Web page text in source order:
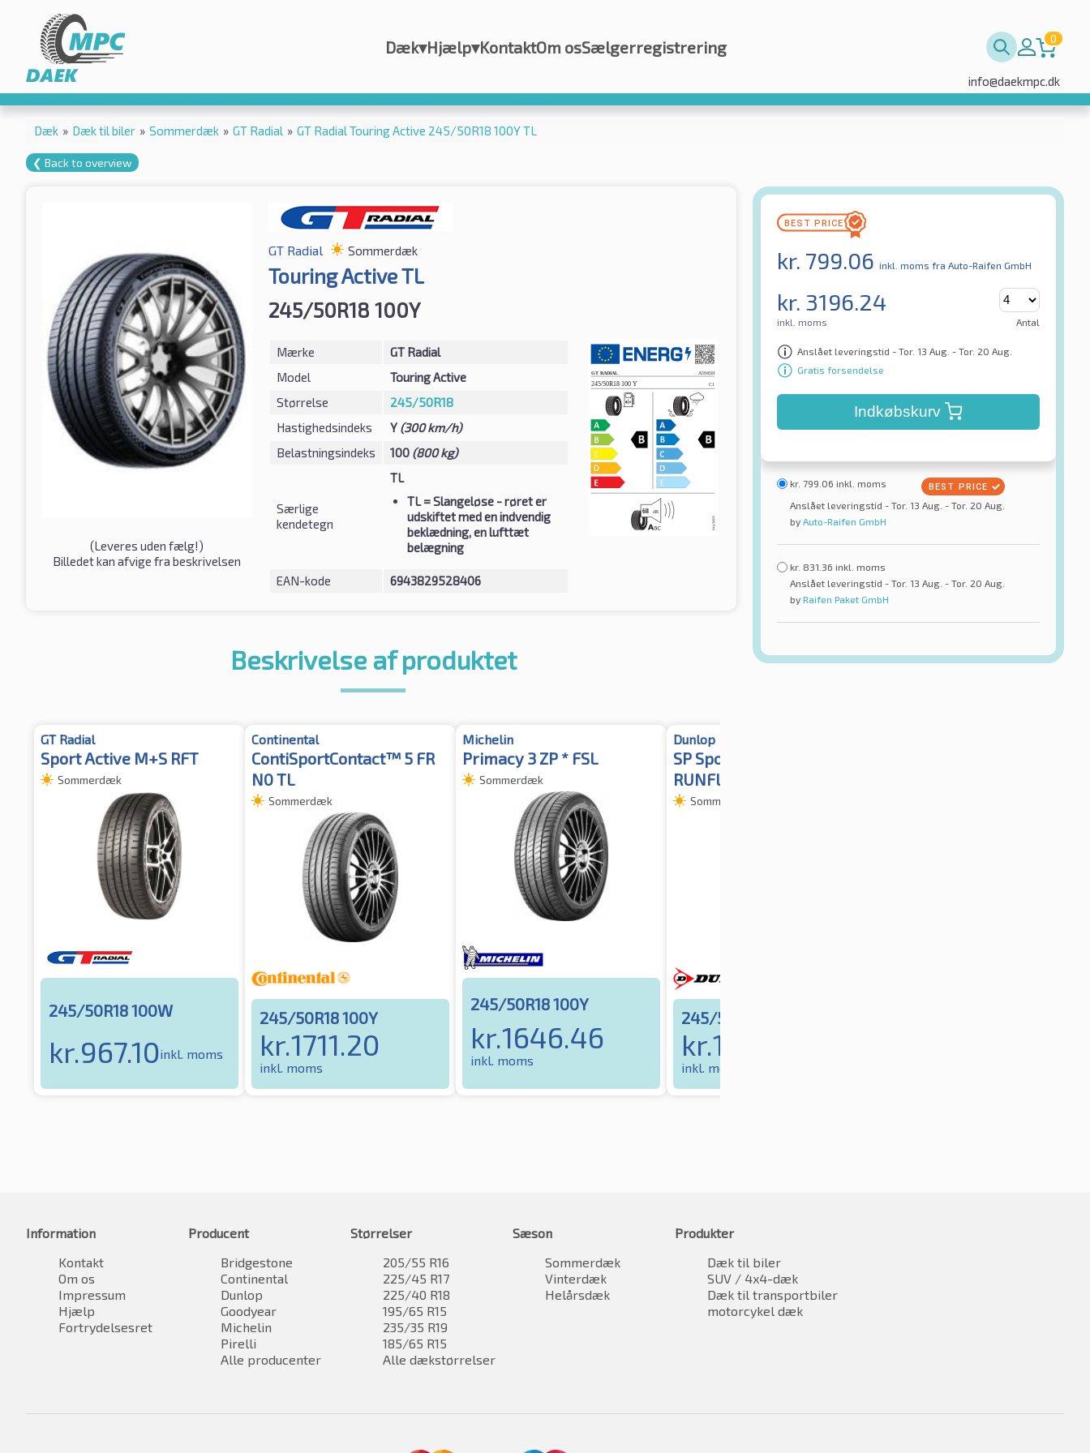
Dæk▾Hjælp▾KontaktOm osSælgerregistrering 0
info@daekmpc.dk
Dæk » Dæk til biler » Sommerdæk » GT Radial » GT Radial Touring Active 245/50R18 100Y TL
❮ Back to overview
(Leveres uden fælg!)
Billedet kan afvige fra beskrivelsen
GT Radial Sommerdæk
Touring Active TL
245/50R18 100Y
Mærke
GT Radial
Model
Touring Active
Størrelse
245/50R18
Hastighedsindeks
Y (300 km/h)
Belastningsindeks
100 (800 kg)
Særlige
kendetegn
TL
TL= Slangeløse - røret er
udskiftet med en indvendig
beklædning, en lufttæt
belægning
EAN-kode 6943829528406
kr. 799.06 inkl. moms fra Auto-Raifen GmbH
kr. 3196.24
inkl. moms Antal
Anslået leveringstid - Tor. 13 Aug. - Tor. 20 Aug.
Gratis forsendelse
Indkøbskurv
kr. 799.06 inkl. moms
Anslået leveringstid - Tor. 13 Aug. - Tor. 20 Aug.
by Auto-Raifen GmbH
kr. 831.36 inkl. moms
Anslået leveringstid - Tor. 13 Aug. - Tor. 20 Aug.
by Raifen Paket GmbH
Beskrivelse af produktet
GT Radial
Sport Active M+S RFT
Sommerdæk
245/50R18 100W
kr.967.10inkl. moms
Continental
ContiSportContact™ 5 FR
N0 TL
Sommerdæk
245/50R18 100Y
kr.1711.20
inkl. moms
Michelin
Primacy 3 ZP * FSL
Sommerdæk
245/50R18 100Y
kr.1646.46
inkl. moms
Dunlop
SP Sport Maxx GT * MFS
RUNFLAT
Sommerdæk
245/50R18 100Y
kr.1609.34
inkl. moms
Information
Kontakt
Om os
Impressum
Hjælp
Fortrydelsesret
Producent
Bridgestone
Continental
Dunlop
Goodyear
Michelin
Pirelli
Alle producenter
Størrelser
205/55 R16
225/45 R17
225/40 R18
195/65 R15
235/35 R19
185/65 R15
Alle dækstørrelser
Sæson
Sommerdæk
Vinterdæk
Helårsdæk
Produkter
Dæk til biler
SUV / 4x4-dæk
Dæk til transportbiler
motorcykel dæk